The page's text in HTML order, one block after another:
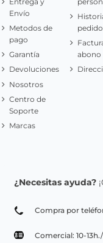
Envío
Metodos de
pago
Garantía
Devoluciones
Nosotros
Centro de
Soporte
Marcas
abono
¿Necesitas ayuda?
Compra por
Comercial: 10-